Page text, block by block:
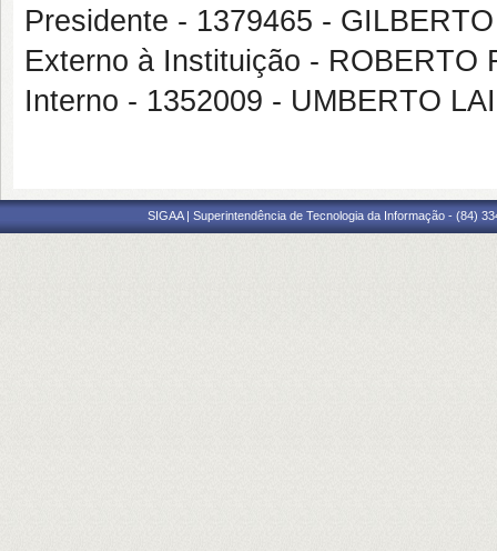
Presidente - 1379465 -
Externo à Instituição - ROBERTO
Interno - 1352009 - UMBERTO
SIGAA | Superintendência de Tecnologia da Informação - (84)